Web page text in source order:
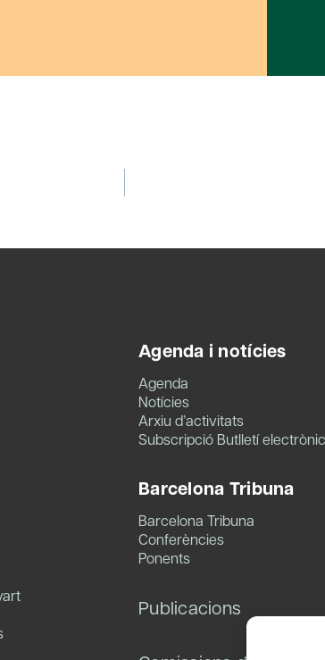
Agenda i notícies
Agenda
Notícies
Arxiu d’activitats
Subscripció Butlletí electrònic
Barcelona Tribuna
Barcelona Tribuna
Conferències
Ponents
Publicacions